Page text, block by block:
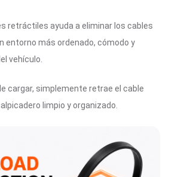
retráctiles ayuda a eliminar los cables
entorno más ordenado, cómodo y
vehículo.
cargar, simplemente retrae el cable
limpio y organizado.